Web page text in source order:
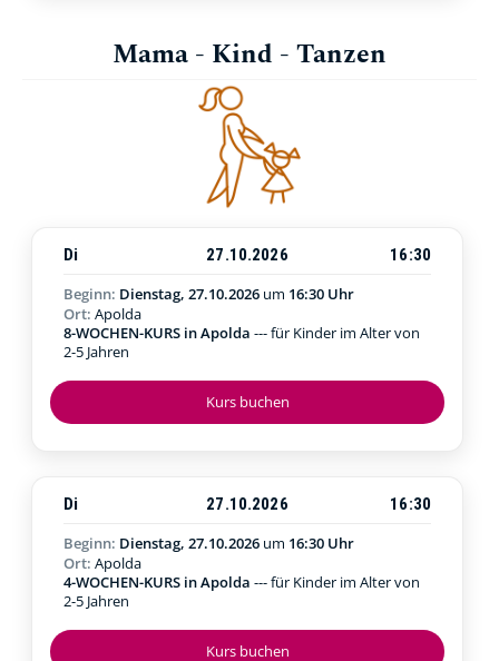
Mama - Kind - Tanzen
Kurs buchen
Di 27.10.2026
16:30
Beginn: Dienstag, 27.10.2026 um 16:30 Uhr
Ort: Apolda
8-WOCHEN-KURS in Apolda --- für Kinder im Alter von
2-5 Jahren
Kurs buchen
Di 27.10.2026
16:30
Beginn: Dienstag, 27.10.2026 um 16:30 Uhr
Ort: Apolda
4-WOCHEN-KURS in Apolda --- für Kinder im Alter von
2-5 Jahren